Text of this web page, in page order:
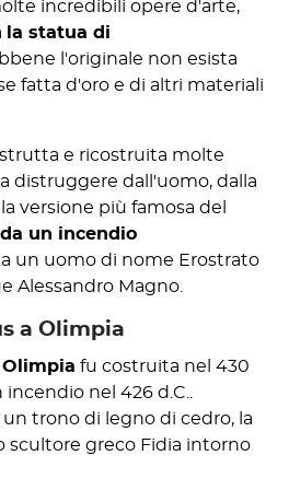
incredibili opere d'arte,
la statua di
l'originale non esista
fatta d'oro e di altri materiali
e ricostruita molte
distruggere dall'uomo, dalla
versione più famosa del
un incendio
un uomo di nome Erostrato
Alessandro Magno.
a Olimpia
fu costruita nel 430
incendio nel 426 d.C..
un trono di legno di cedro, la
scultore greco Fidia intorno